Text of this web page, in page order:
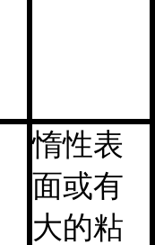
惰性表
面或有
大的粘